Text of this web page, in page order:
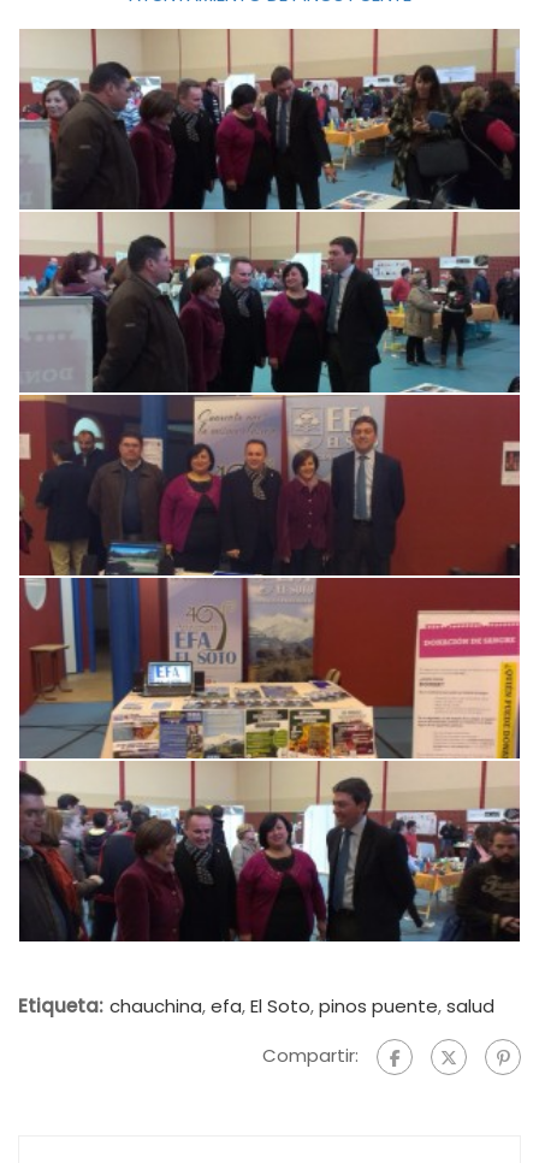
Etiqueta: chauchina,efa,El Soto,pinos puente,salud
Compartir: